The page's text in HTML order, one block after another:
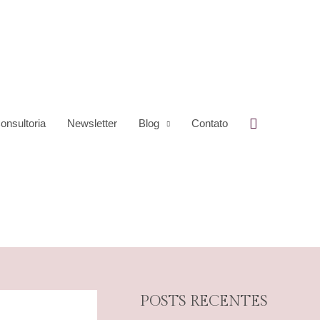
Newsletter Blog Contato Pesquisar
POSTS RECENTES